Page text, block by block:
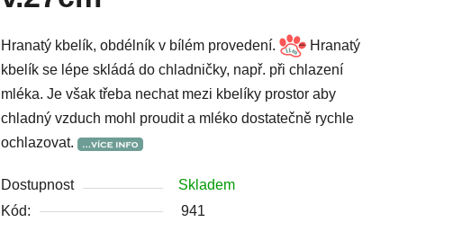
Hranatý kbelík, obdélník v bílém provedení.
Hranatý
kbelík se lépe skládá do chladničky, např. při chlazení
mléka. Je však třeba nechat mezi kbelíky prostor aby
chladný vzduch mohl proudit a mléko dostatečně rychle
ochlazovat.
Dostupnost
Skladem
Kód:
941